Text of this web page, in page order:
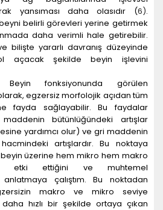
yansıması daha olasıdır (6).
beyni belirli görevleri yerine getirmek
daha verimli hale getirebilir.
bilişte yararlı davranış düzeyinde
açacak şekilde beyin işlevini
Beyin fonksiyonunda görülen
egzersiz morfolojik açıdan tüm
fayda sağlayabilir. Bu faydalar
bütünlüğündeki artışlar
yardımcı olur) ve gri maddenin
artışlardır. Bu noktaya
üzerine hem mikro hem makro
etki ettiğini ve muhtemel
anlatmaya çalıştım. Bu noktadan
makro ve mikro seviye
hızlı bir şekilde ortaya çıkan